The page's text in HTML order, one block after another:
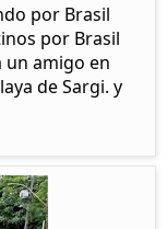
por Brasil
por Brasil
un amigo en
de Sargi. y